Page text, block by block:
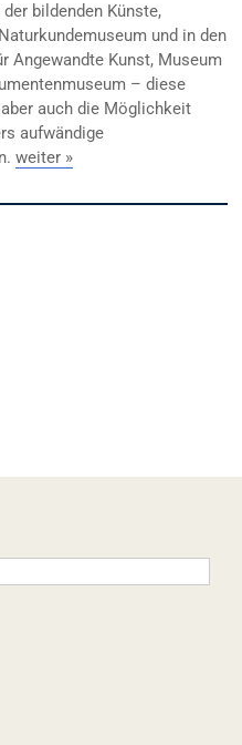
bildenden Künste,
und in den
Angewandte Kunst, Museum
– diese
auch die Möglichkeit
aufwändige
weiter »